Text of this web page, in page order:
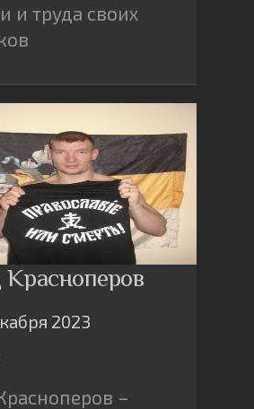
и труда своих
2023
–